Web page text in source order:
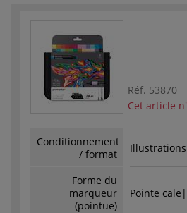
Réf. 53870
Cet article
Conditionnement
/ format
Illustrations
Forme du
marqueur
(pointue)
Pointe